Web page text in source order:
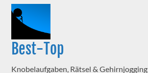
Best-Top
Knobelaufgaben, Rätsel & Gehirnjogging